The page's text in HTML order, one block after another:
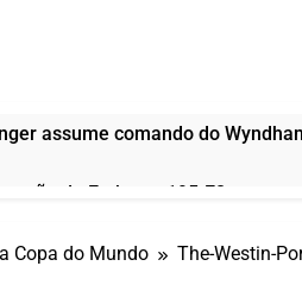
assume comando do
do Embraer 195-E2
em dezembro
Copa do Mundo The-Westin-